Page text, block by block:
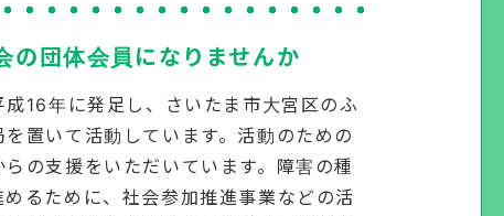
の団体会員になりませんか
16年に発足し、さいたま市大宮区のふ
置いて活動しています。活動のための
の支援をいただいています。障害の種
るために、社会参加推進事業などの活